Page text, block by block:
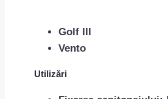
Golf III
Vento
Utilizări